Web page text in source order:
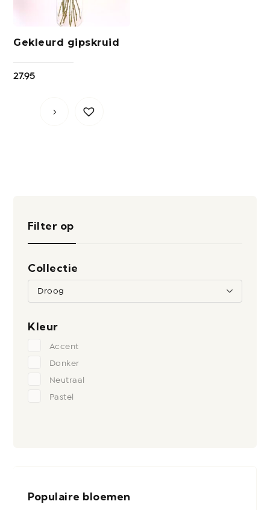
Gekleurd gipskruid
27.95
Filter op
Collectie
Droog
Kleur
Accent
Donker
Neutraal
Pastel
Populaire bloemen